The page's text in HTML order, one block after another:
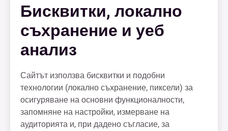
Бисквитки, локално
съхранение и уеб
анализ
Сайтът използва бисквитки и подобни
технологии (локално съхранение, пиксели) за
осигуряване на основни функционалности,
запомняне на настройки, измерване на
аудиторията и, при дадено съгласие, за